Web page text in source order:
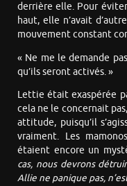
derrière elle. Pour
haut, elle n’avait
mouvement constant
« Ne me le demande
qu’ils seront activés. »
Lettie était exaspérée
cela ne le concernait
attitude, puisqu’il
vraiment. Les
étaient encore un
cas, nous devrons
Allie ne panique pas,